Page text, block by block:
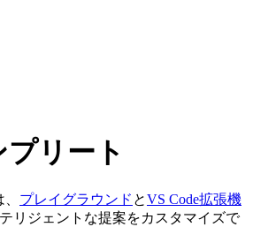
リート
プレイグラウンド とVS Code拡張機
リジェントな提案をカスタマイズで